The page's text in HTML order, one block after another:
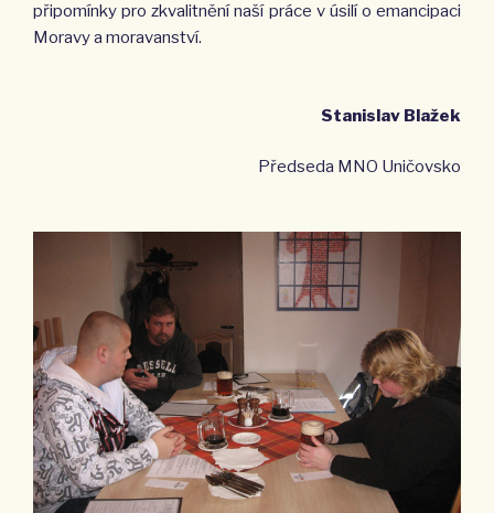
připomínky pro zkvalitnění naší práce v úsilí o emancipaci
Moravy a moravanství.
Stanislav Blažek
Předseda MNO Uničovsko